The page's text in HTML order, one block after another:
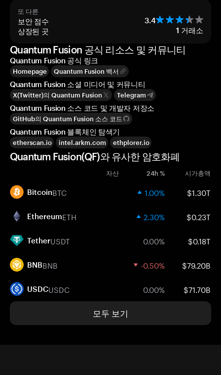
또 다른
보안 점수 3.4
상장된 곳 1 거래소
Quantum Fusion 공식 리소스 및 커뮤니티
Quantum Fusion 공식 링크
Homepage Quantum Fusion 백서
Quantum Fusion 소셜 미디어 및 커뮤니티
X(Twitter)의 Quantum Fusion Telegram
Quantum Fusion 소스 코드 및 개발자 저장소
GitHub의 Quantum Fusion 소스 코드
Quantum Fusion 블록체인 탐색기
etherscan.io intel.arkm.com ethplorer.io
Quantum Fusion(QF)와 유사한 암호화폐
자산 24h % 시가총액
BitcoinBTC 1.00% $1.30T
EthereumETH 2.30% $0.23T
TetherUSDT 0.00% $0.18T
BNBBNB -0.50% $79.20B
USDCUSDC 0.00% $71.70B
모두 보기